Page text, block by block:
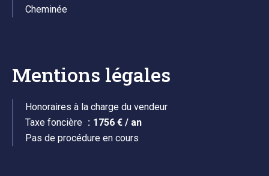
Cheminée
Mentions légales
Honoraires à la charge du vendeur
Taxe foncière
1756 € / an
Pas de procédure en cours